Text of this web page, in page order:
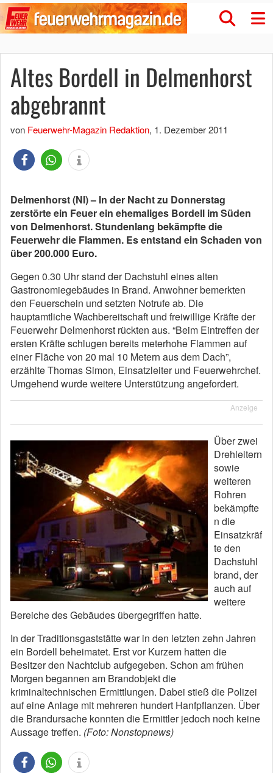
Altes Bordell in Delmenhorst
abgebrannt
von Feuerwehr-Magazin Redaktion, 1. Dezember 2011
Delmenhorst (NI) – In der Nacht zu Donnerstag
zerstörte ein Feuer ein ehemaliges Bordell im Süden
von Delmenhorst. Stundenlang bekämpfte die
Feuerwehr die Flammen. Es entstand ein Schaden von
über 200.000 Euro.
Gegen 0.30 Uhr stand der Dachstuhl eines alten
Gastronomiegebäudes in Brand. Anwohner bemerkten
den Feuerschein und setzten Notrufe ab. Die
hauptamtliche Wachbereitschaft und freiwillige Kräfte der
Feuerwehr Delmenhorst rückten aus. “Beim Eintreffen der
ersten Kräfte schlugen bereits meterhohe Flammen auf
einer Fläche von 20 mal 10 Metern aus dem Dach”,
erzählte Thomas Simon, Einsatzleiter und Feuerwehrchef.
Umgehend wurde weitere Unterstützung angefordert.
Anzeige
Über zwei
Drehleitern
sowie
weiteren
Rohren
bekämpfte
n die
Einsatzkräf
te den
Dachstuhl
brand, der
auch auf
weitere
Bereiche des Gebäudes übergegriffen hatte.
In der Traditionsgaststätte war in den letzten zehn Jahren
ein Bordell beheimatet. Erst vor Kurzem hatten die
Besitzer den Nachtclub aufgegeben. Schon am frühen
Morgen begannen am Brandobjekt die
kriminaltechnischen Ermittlungen. Dabei stieß die Polizei
auf eine Anlage mit mehreren hundert Hanfpflanzen. Über
die Brandursache konnten die Ermittler jedoch noch keine
Aussage treffen. (Foto: Nonstopnews)